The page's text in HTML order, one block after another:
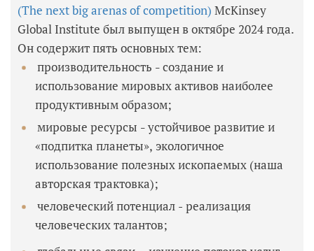
(The next big arenas of competition) McKinsey
Global Institute был выпущен в октябре 2024 года.
Он содержит пять основных тем:
производительность – создание и
использование мировых активов наиболее
продуктивным образом;
мировые ресурсы – устойчивое развитие и
«подпитка планеты», экологичное
использование полезных ископаемых (наша
авторская трактовка);
человеческий потенциал - реализация
человеческих талантов;